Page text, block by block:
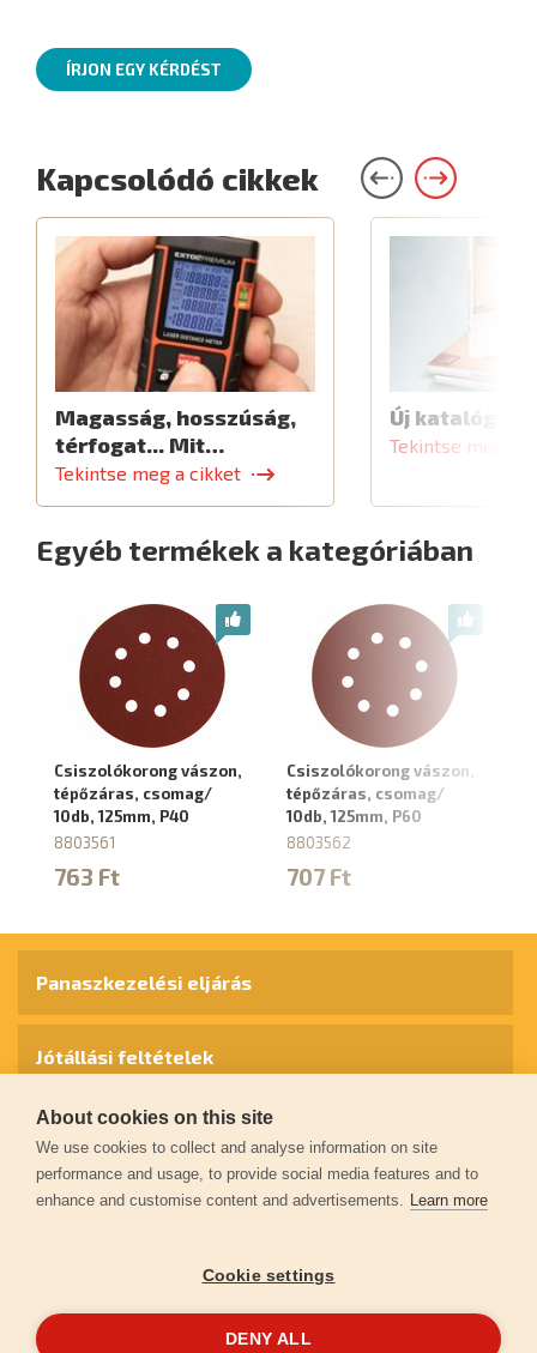
ÍRJON EGY KÉRDÉST
Kapcsolódó cikkek
Magasság, hosszúság,
térfogat... Mit…
Tekintse meg a cikket
Új katalógus
Tekintse meg a
Egyéb termékek a kategóriában
Csiszolókorong vászon,
tépőzáras, csomag/
10db, 125mm, P40
8803561
763 Ft
Csiszolókorong vászon,
tépőzáras, csomag/
10db, 125mm, P60
8803562
707 Ft
Panaszkezelési eljárás
Jótállási feltételek
Személyes adatok védelme
Kapcsolat
Garancia regisztráció
About cookies on this site
We use cookies to collect and analyse information on site
performance and usage, to provide social media features and to
enhance and customise content and advertisements. Learn more
Cookie settings
DENY ALL